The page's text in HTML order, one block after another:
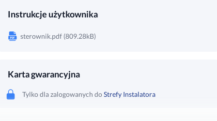
Instrukcje użytkownika
sterownik.pdf (809.28kB)
Karta gwarancyjna
Tylko dla zalogowanych doStrefy Instalatora